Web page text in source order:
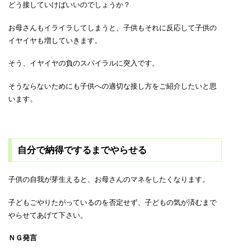
どう接していけばいいのでしょうか？
お母さんもイライラしてしまうと、子供もそれに反応して子供の
イヤイヤも増していきます。
そう、イヤイヤの負のスパイラルに突入です。
そうならないためにも子供への適切な接し方をご紹介したいと思
います。
自分で納得でするまでやらせる
子供の自我が芽生えると、お母さんのマネをしたくなります。
子どもごやりたがっているのを否定せず、子どもの気が済むまで
やらせてあげて下さい。
ＮＧ発言